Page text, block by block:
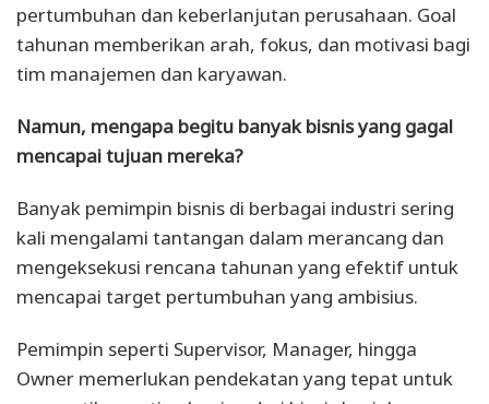
pertumbuhan dan keberlanjutan perusahaan. Goal
tahunan memberikan arah, fokus, dan motivasi bagi
tim manajemen dan karyawan.
Namun, mengapa begitu banyak bisnis yang gagal
mencapai tujuan mereka?
Banyak pemimpin bisnis di berbagai industri sering
kali mengalami tantangan dalam merancang dan
mengeksekusi rencana tahunan yang efektif untuk
mencapai target pertumbuhan yang ambisius.
Pemimpin seperti Supervisor, Manager, hingga
Owner memerlukan pendekatan yang tepat untuk